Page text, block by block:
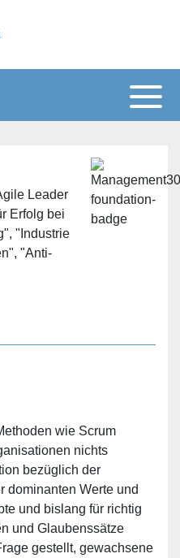
Leader
Erfolg bei
"Industrie
"Anti-
wie Scrum
nichts
bezüglich der
dominanten Werte und
und bislang für richtig
und Glaubenssätze
gestellt, gewachsene